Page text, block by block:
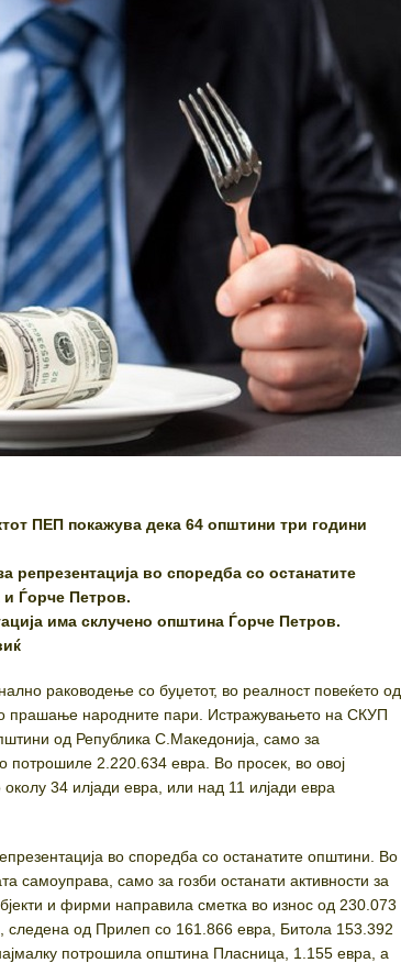
ПЕП покажува дека 64 општини три години
во споредба со останатите
Ѓорче Петров.
има склучено општина Ѓорче Петров.
раководење со буџетот, во реалност повеќето од
прашање народните пари. Истражувањето на СКУП
од Република С.Македонија, само за
потрошиле 2.220.634 евра. Во просек, во овој
34 илјади евра, или над 11 илјади евра
во споредба со останатите општини. Во
самоуправа, само за гозби останати активности за
и фирми направила сметка во износ од 230.073
следена од Прилеп со 161.866 евра, Битола 153.392
потрошила општина Пласница, 1.155 евра, а